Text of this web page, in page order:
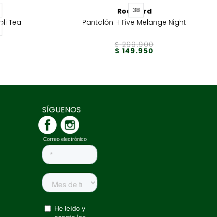
Tea
38
Rockford
Pantalón H Five Melange Night
$ 299.900
$ 149.950
SÍGUENOS